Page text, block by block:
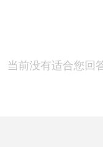
当前没有适合您回